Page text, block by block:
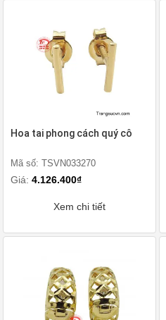
Hoa tai phong cách quý cô
Mã số: TSVN033270
Giá: 4.126.400₫
Xem chi tiết